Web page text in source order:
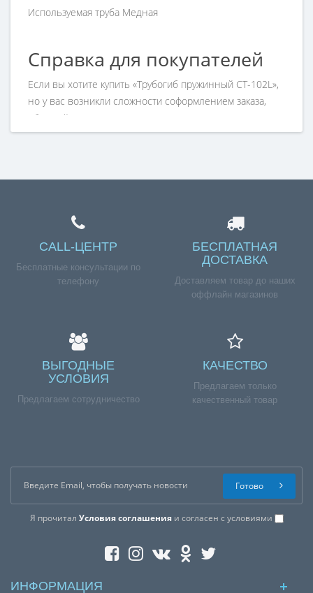
Используемая труба Медная
Справка для покупателей
Если вы хотите купить «Трубогиб пружинный CT-102L»,
но у вас возникли сложности соформлением заказа,
обращайтесь к нашим менеджерам по номеру
телефона +7 (960) 579-09-09.
CALL-ЦЕНТР
Бесплатные консультации по
телефону
БЕСПЛАТНАЯ
ДОСТАВКА
Доставляем товар до наших
оффлайн магазинов
ВЫГОДНЫЕ
УСЛОВИЯ
Предлагаем сотрудничество
КАЧЕСТВО
Предлагаем только
качественный товар
Я прочитал Условия соглашенияи согласен с условиями
Готово
ИНФОРМАЦИЯ